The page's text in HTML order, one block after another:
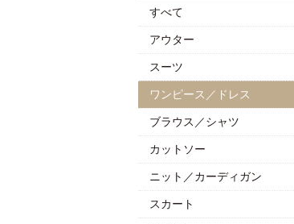
すべて
アウター
スーツ
ワンピース／ドレス
ブラウス／シャツ
カットソー
ニット／カーディガン
スカート